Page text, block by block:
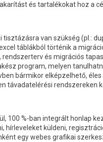
és tartalékokat hoz a
van szükség (pl.:
táblákból történik a
és migrációs
program, melyen
bármikor elképzelhető,
távadatelérési
100 %-ban integrált honlap
hírleveleket küldeni,
egy webes grafikai